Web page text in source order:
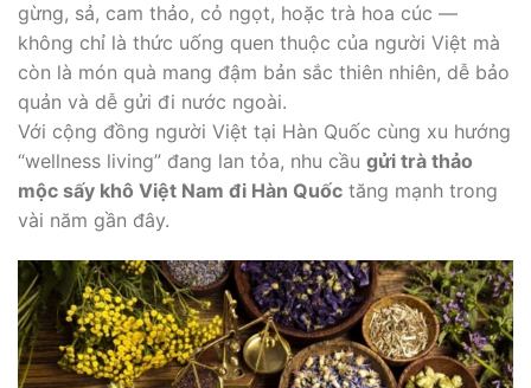
gừng, sả, cam thảo, cỏ ngọt, hoặc trà hoa cúc —
không chỉ là thức uống quen thuộc của người Việt mà
còn là món quà mang đậm bản sắc thiên nhiên, dễ bảo
quản và dễ gửi đi nước ngoài.
Với cộng đồng người Việt tại Hàn Quốc cùng xu hướng
“wellness living” đang lan tỏa, nhu cầu gửi trà thảo
mộc sấy khô Việt Nam đi Hàn Quốc tăng mạnh trong
vài năm gần đây.